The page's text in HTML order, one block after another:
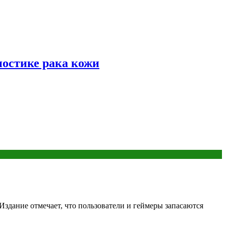
рака кожи
отмечает, что пользователи и геймеры запасаются